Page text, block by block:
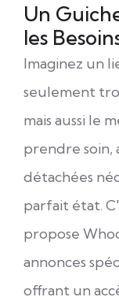
Un
les
Imaginez un
seulement
mais aussi le
prendre soin,
détachées
parfait état.
propose
annonces
offrant un